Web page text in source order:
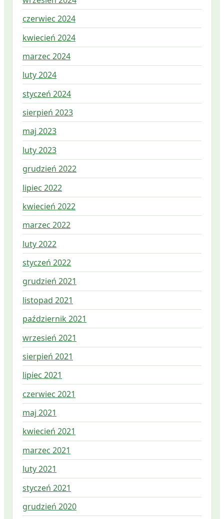
czerwiec 2024
kwiecień 2024
marzec 2024
luty 2024
styczeń 2024
sierpień 2023
maj 2023
luty 2023
grudzień 2022
lipiec 2022
kwiecień 2022
marzec 2022
luty 2022
styczeń 2022
grudzień 2021
listopad 2021
październik 2021
wrzesień 2021
sierpień 2021
lipiec 2021
czerwiec 2021
maj 2021
kwiecień 2021
marzec 2021
luty 2021
styczeń 2021
grudzień 2020